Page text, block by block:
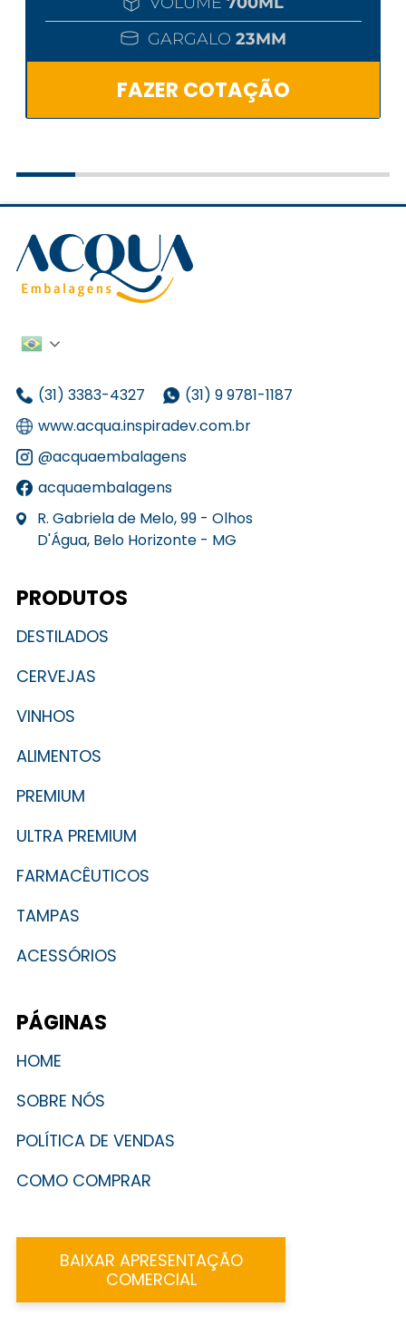
GARGALO 23MM
FAZER COTAÇÃO
(31) 3383-4327
(31) 9 9781-1187
www.acqua.inspiradev.com.br
@acquaembalagens
acquaembalagens
R. Gabriela de Melo, 99 - Olhos
D'Água, Belo Horizonte - MG
PRODUTOS
DESTILADOS
CERVEJAS
VINHOS
ALIMENTOS
PREMIUM
ULTRA PREMIUM
FARMACÊUTICOS
TAMPAS
ACESSÓRIOS
PÁGINAS
HOME
SOBRE NÓS
POLÍTICA DE VENDAS
COMO COMPRAR
BAIXAR APRESENTAÇÃO
COMERCIAL